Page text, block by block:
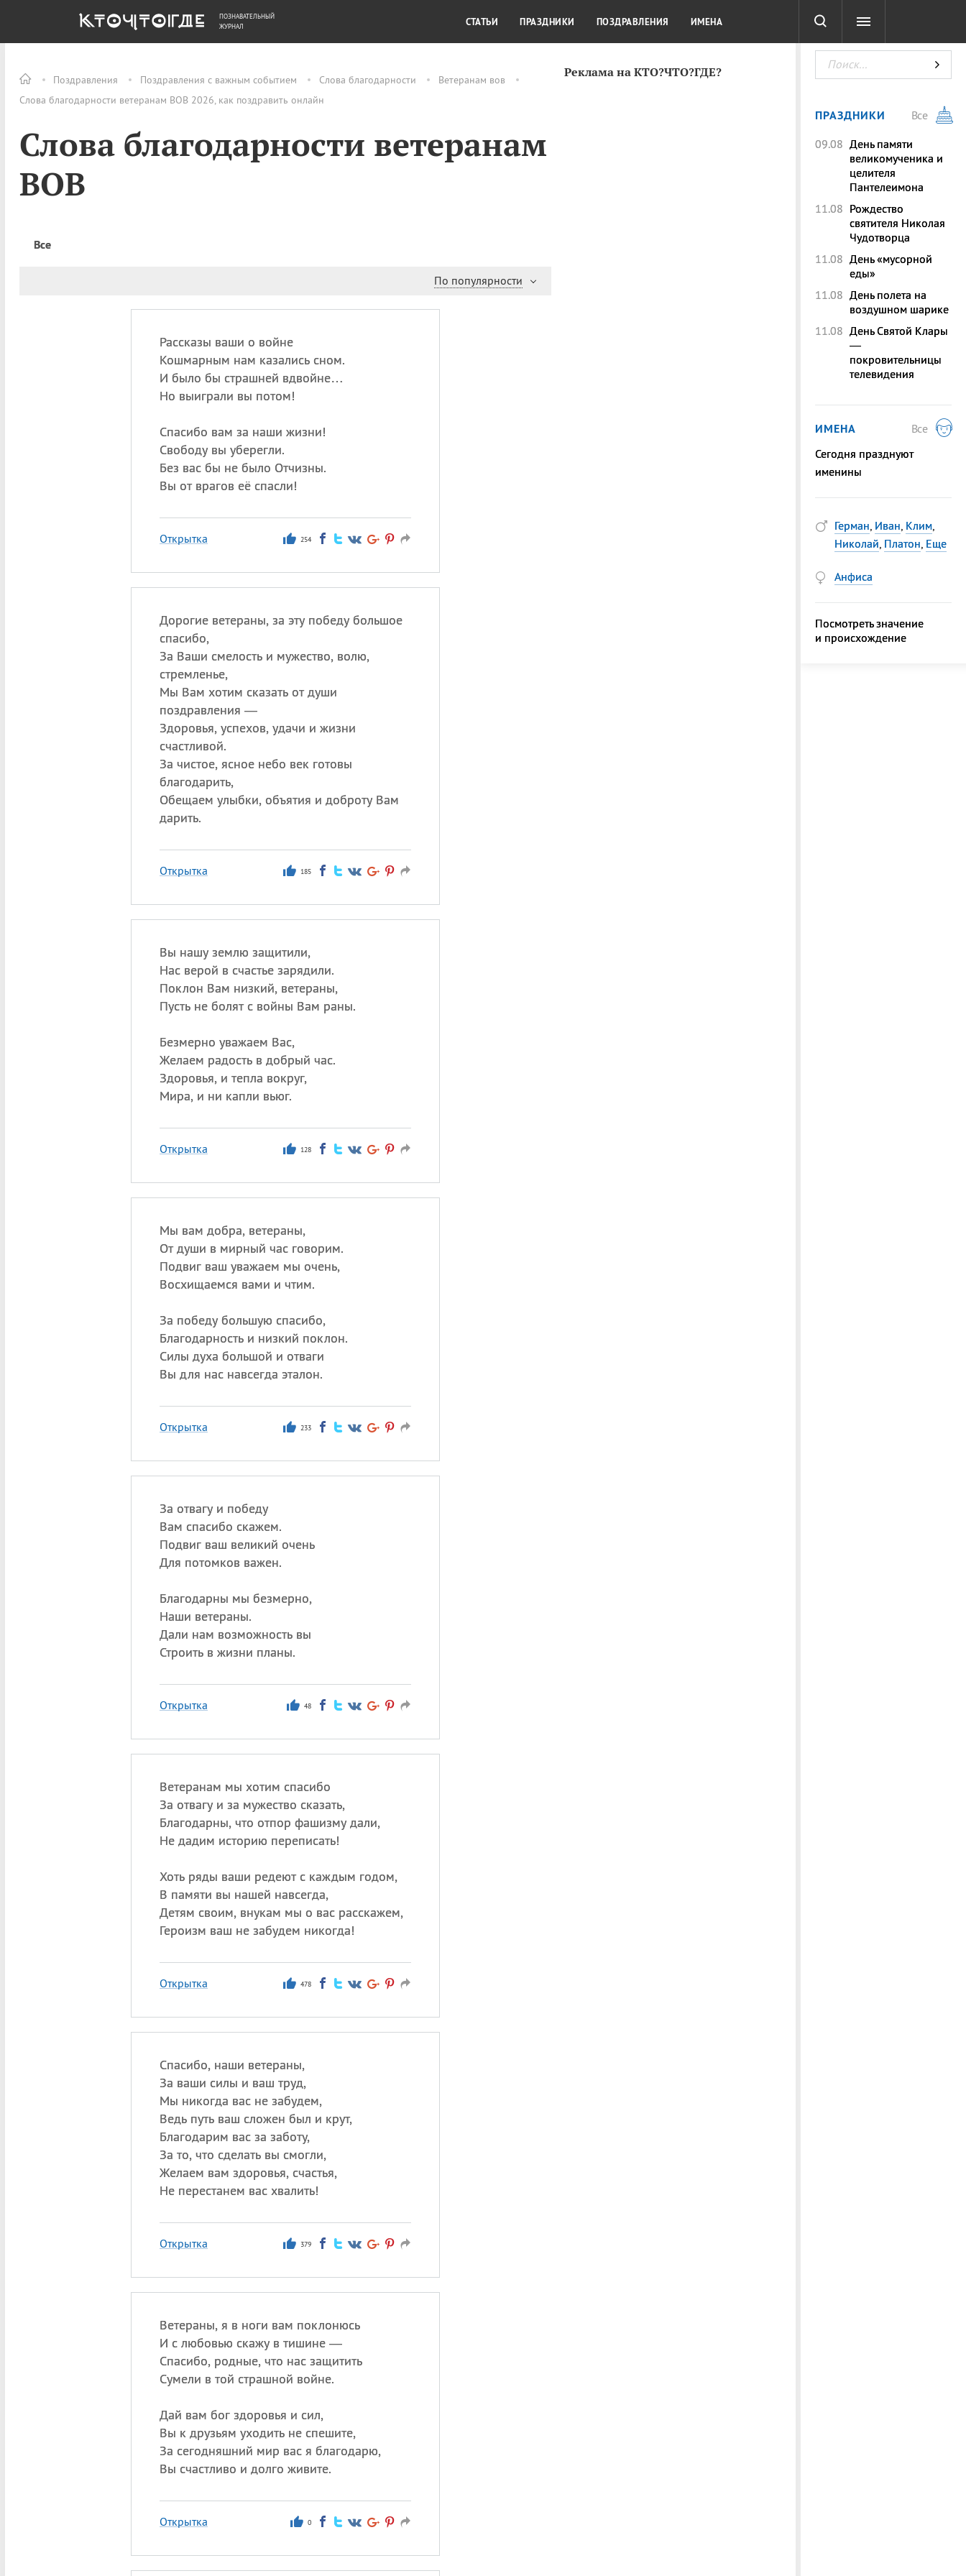
Поздравления Поздравления с важным событием Слова благодарности
Ветеранам вов
Слова благодарности ветеранам ВОВ 2026, как поздравить онлайн
Слова благодарности ветеранам
ВОВ
Все
По популярности
Рассказы ваши о войне
Кошмарным нам казались сном.
И было бы страшней вдвойне…
Но выиграли вы потом!
Спасибо вам за наши жизни!
Свободу вы уберегли.
Без вас бы не было Отчизны.
Вы от врагов её спасли!
Открытка 254
Дорогие ветераны, за эту победу большое
спасибо,
За Ваши смелость и мужество, волю,
стремленье,
Мы Вам хотим сказать от души
поздравления —
Здоровья, успехов, удачи и жизни
счастливой.
За чистое, ясное небо век готовы
благодарить,
Обещаем улыбки, объятия и доброту Вам
дарить.
Открытка 185
Вы нашу землю защитили,
Нас верой в счастье зарядили.
Поклон Вам низкий, ветераны,
Пусть не болят с войны Вам раны.
Безмерно уважаем Вас,
Желаем радость в добрый час.
Здоровья, и тепла вокруг,
Мира, и ни капли вьюг.
Открытка 128
Мы вам добра, ветераны,
От души в мирный час говорим.
Подвиг ваш уважаем мы очень,
Восхищаемся вами и чтим.
За победу большую спасибо,
Благодарность и низкий поклон.
Силы духа большой и отваги
Вы для нас навсегда эталон.
Открытка 233
За отвагу и победу
Вам спасибо скажем.
Подвиг ваш великий очень
Для потомков важен.
Благодарны мы безмерно,
Наши ветераны.
Дали нам возможность вы
Строить в жизни планы.
Открытка 48
Ветеранам мы хотим спасибо
За отвагу и за мужество сказать,
Благодарны, что отпор фашизму дали,
Не дадим историю переписать!
Хоть ряды ваши редеют с каждым годом,
В памяти вы нашей навсегда,
Детям своим, внукам мы о вас расскажем,
Героизм ваш не забудем никогда!
Открытка 478
Спасибо, наши ветераны,
За ваши силы и ваш труд,
Мы никогда вас не забудем,
Ведь путь ваш сложен был и крут,
Благодарим вас за заботу,
За то, что сделать вы смогли,
Желаем вам здоровья, счастья,
Не перестанем вас хвалить!
Открытка 379
Ветераны, я в ноги вам поклонюсь
И с любовью скажу в тишине —
Спасибо, родные, что нас защитить
Сумели в той страшной войне.
Дай вам бог здоровья и сил,
Вы к друзьям уходить не спешите,
За сегодняшний мир вас я благодарю,
Вы счастливо и долго живите.
Открытка 0
Реклама на КТО?ЧТО?ГДЕ?
ОБЩЕСТВО ДЕНЬГИ КУЛЬТУРА КРАСОТА ТЕСТЫ
ПОЗНАВАТЕЛЬНЫЙ
ЖУРНАЛ
СТАТЬИ ПРАЗДНИКИ ПОЗДРАВЛЕНИЯ ИМЕНА
ПРАЗДНИКИ
Все
09.08 День памяти
великомученика и
целителя
Пантелеимона
11.08 Рождество
святителя Николая
Чудотворца
11.08 День «мусорной
еды»
11.08 День полета на
воздушном шарике
11.08 День Святой Клары
—
покровительницы
телевидения
ИМЕНА
Все
Сегодня празднуют
именины
Герман, Иван, Клим,
Николай, Платон, Еще
Анфиса
Посмотреть значение
и происхождение